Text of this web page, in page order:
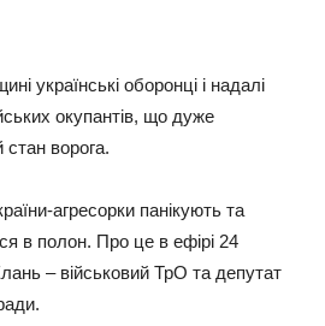
українські оборонці і надалі
окупантів, що дуже
стан ворога.
агресорки панікують та
в полон. Про це в ефірі 24
– військовий ТрО та депутат